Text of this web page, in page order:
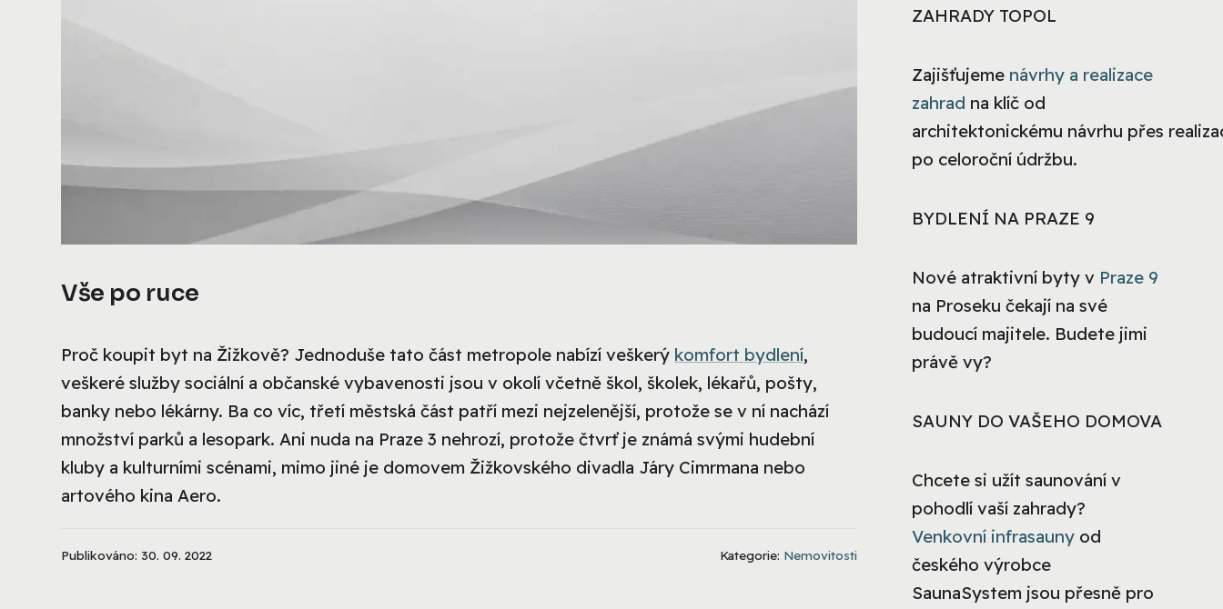
Vše po ruce
Proč koupit byt na Žižkově? Jednoduše tato část metropole nabízí veškerý komfort bydlení,
veškeré služby sociální a občanské vybavenosti jsou v okolí včetně škol, školek, lékařů, pošty,
banky nebo lékárny. Ba co víc, třetí městská část patří mezi nejzelenější, protože se v ní nachází
množství parků a lesopark. Ani nuda na Praze 3 nehrozí, protože čtvrť je známá svými hudební
kluby a kulturními scénami, mimo jiné je domovem Žižkovského divadla Járy Cimrmana nebo
artového kina Aero.
Publikováno: 30. 09. 2022 Kategorie: Nemovitosti
ZAHRADY TOPOL
Zajišťujeme návrhy a realizace
zahrad na klíč od
architektonickému návrhu přes
po celoroční údržbu.
BYDLENÍ NA PRAZE 9
Nové atraktivní byty v Praze 9
na Proseku čekají na své
budoucí majitele. Budete jimi
právě vy?
SAUNY DO VAŠEHO DOMOVA
Chcete si užít saunování v
pohodlí vaší zahrady?
Venkovní infrasauny od
českého výrobce
SaunaSystem jsou přesně pro